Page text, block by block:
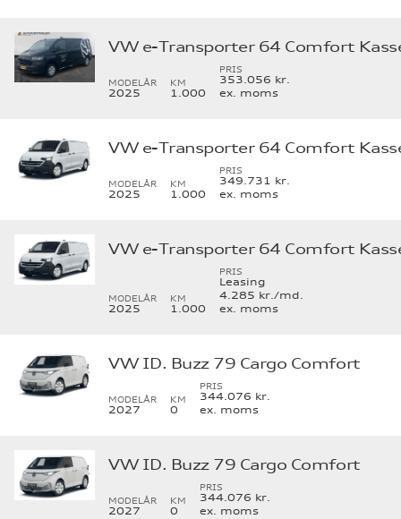
VW e-Transporter 64 Comfort
MODELÅR
2025
KM
1.000
PRIS
353.056 kr.
ex. moms
VW e-Transporter 64 Comfort
MODELÅR
2025
KM
1.000
PRIS
349.731 kr.
ex. moms
VW e-Transporter 64 Comfort
MODELÅR
2025
KM
1.000
PRIS
Leasing
4.285 kr./md.
ex. moms
VW ID. Buzz 79 Cargo Comfort
MODELÅR
2027
KM
0
PRIS
344.076 kr.
ex. moms
VW ID. Buzz 79 Cargo Comfort
MODELÅR
2027
KM
0
PRIS
344.076 kr.
ex. moms